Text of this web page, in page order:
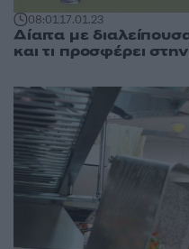
08:0117.01.23
Δίαιτα με
και τι προσφέρει